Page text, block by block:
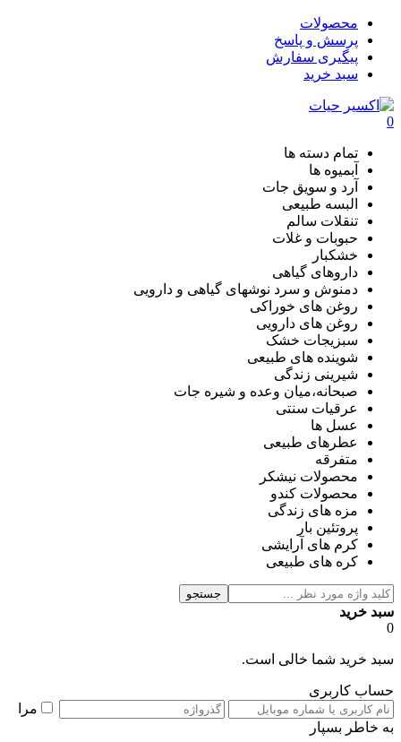
محصولات
پرسش و پاسخ
پیگیری سفارش
سبد خرید
0
تمام دسته ها
آبمیوه ها
آرد و سویق جات
البسه طبیعی
تنقلات سالم
حبوبات و غلات
خشکبار
داروهای گیاهی
دمنوش و سرد نوشهای گیاهی و دارویی
روغن های خوراکی
روغن های دارویی
سبزیجات خشک
شوینده های طبیعی
شیرینی زندگی
صبحانه،میان وعده و شیره جات
عرقیات سنتی
عسل ها
عطرهای طبیعی
متفرقه
محصولات نیشکر
محصولات کندو
مزه های زندگی
پروتئین بار
کرم های آرایشی
کره های طبیعی
جستجو
سبد خرید
0
سبد خرید شما خالی است.
حساب کاربری
مرا
به خاطر بسپار